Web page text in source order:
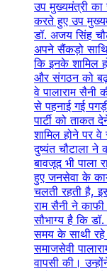
उप मुख्यमंत्री का
करते हुए उप
डॉ. अजय सिंह
अपने सैंकड़ो
कि इनके शामिल
और संगठन को
वे पालाराम सैनी
से पहनाई गई
पार्टी को
शामिल होने पर
दुष्यंत चौटाला ने
बावजूद भी पाला
हुए जनसेवा के
चलती रहती है,
राम सैनी ने
सौभाग्य है कि
समय के साथी रहे
समाजसेवी
वापसी की।